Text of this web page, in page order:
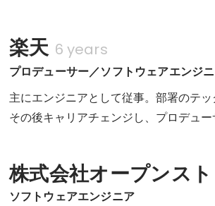
楽天 6 years
プロデューサー／ソフトウェアエンジ
主にエンジニアとして従事。部署のテッ
その後キャリアチェンジし、プロデュ
株式会社オープンス
ソフトウェアエンジニア